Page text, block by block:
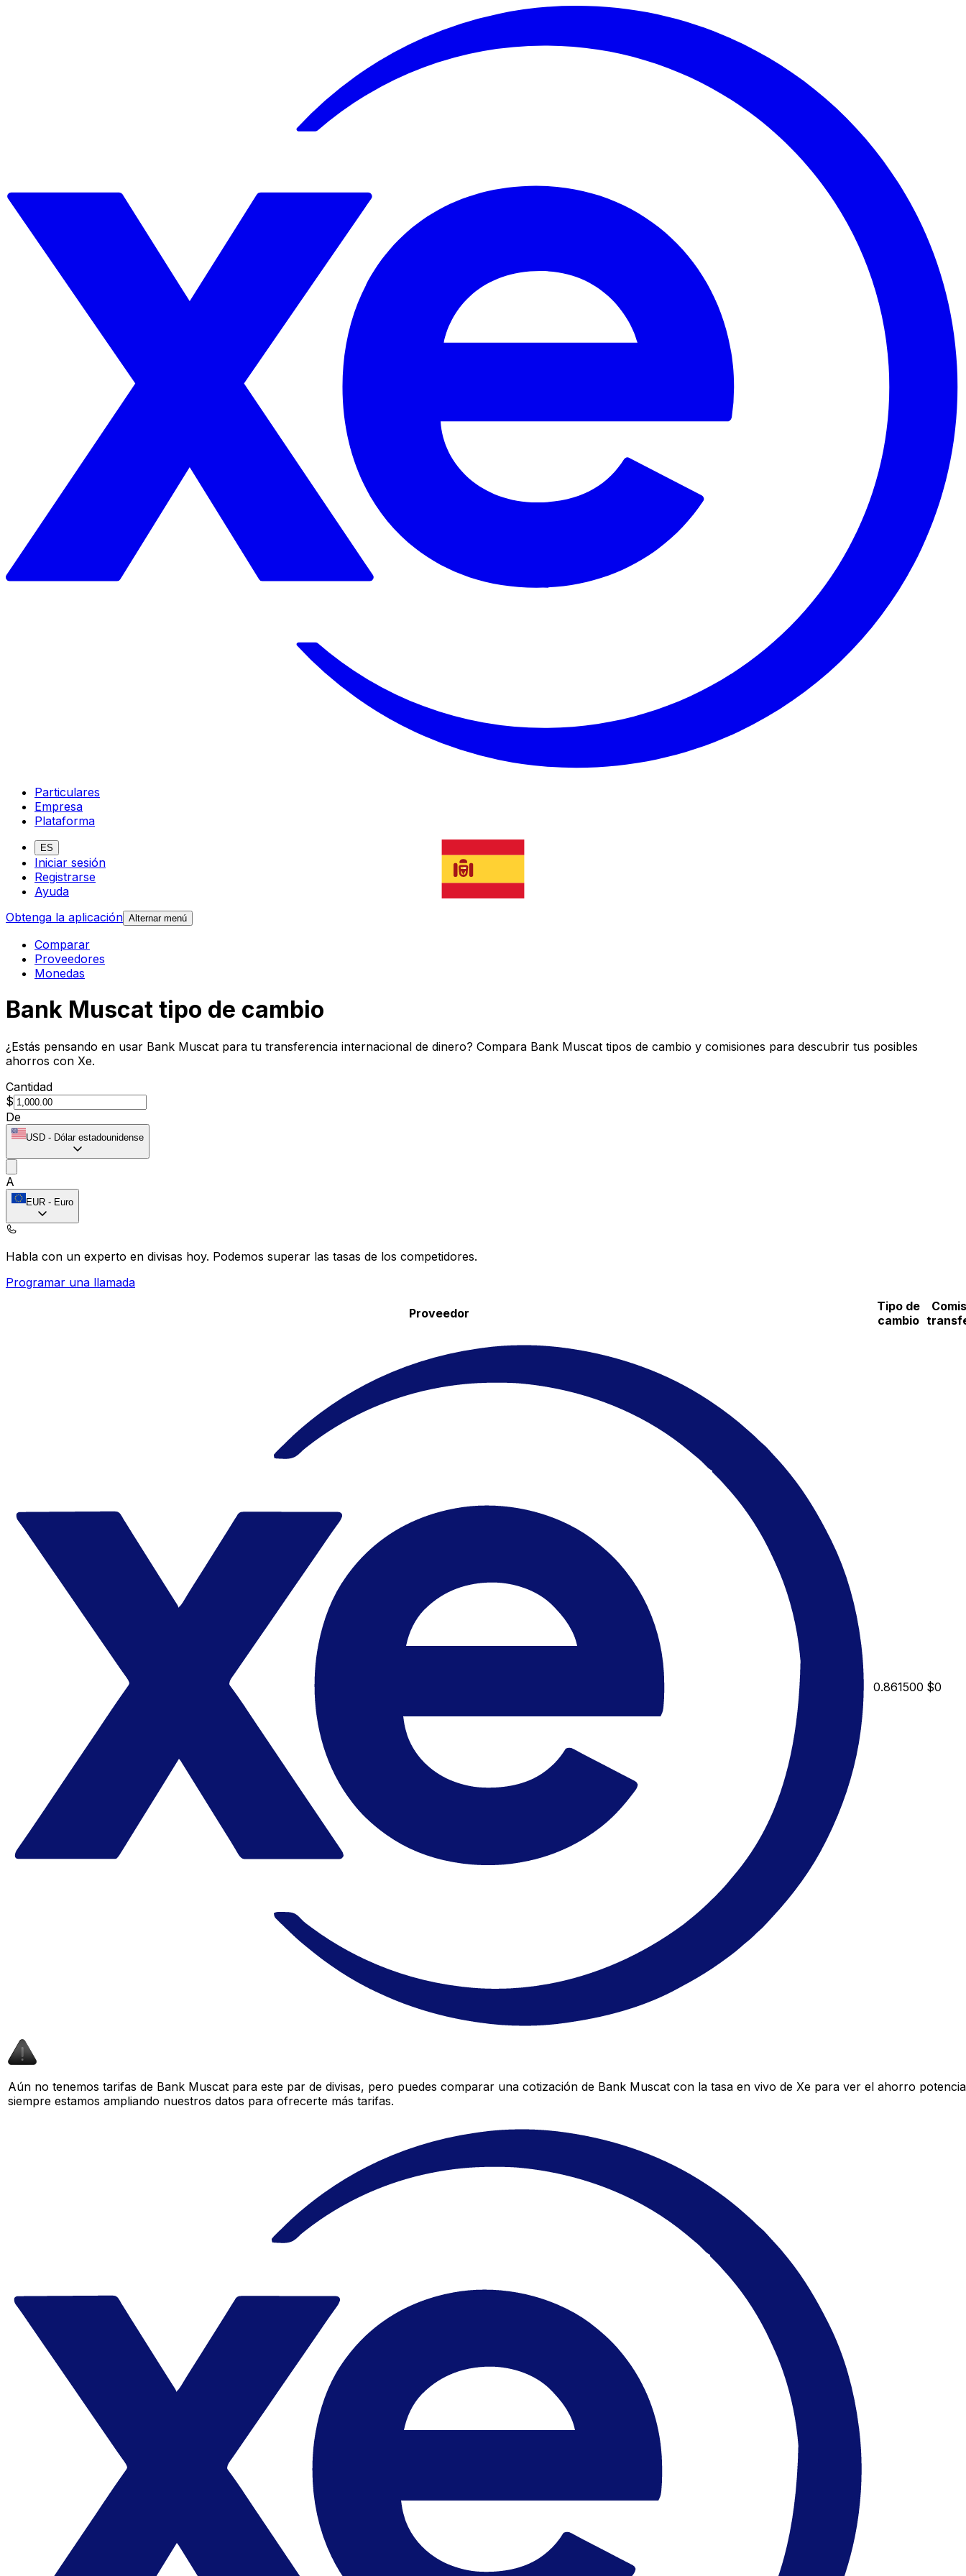
Particulares
Empresa
Plataforma
ES
Iniciar sesión
Registrarse
Ayuda
Obtenga la aplicación Alternar menú
Comparar
Proveedores
Monedas
Bank Muscat tipo de cambio
¿Estás pensando en usar Bank Muscat para tu transferencia internacional de dinero? Compara Bank Muscat tipos de cambio y comisiones para descubrir tus posibles
ahorros con Xe.
Cantidad
$
De
USD - Dólar estadounidense
A
EUR - Euro
Habla con un experto en divisas hoy. Podemos superar las tasas de los competidores.
Programar una llamada
Proveedor
Tipo de
cambio
0.861500 $0
Aún no tenemos tarifas de Bank Muscat para este par de divisas, pero puedes comparar una cotización de Bank Muscat con la tasa en vivo de Xe para ver el ahorro
siempre estamos ampliando nuestros datos para ofrecerte más tarifas.